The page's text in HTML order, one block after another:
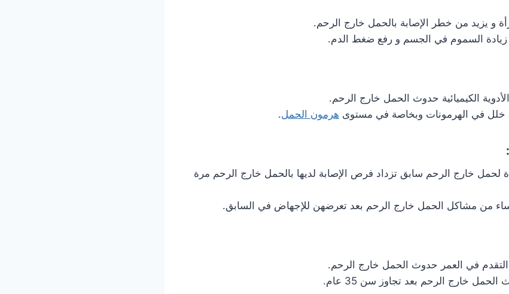
و يزيد من خطر الإصابة بالحمل خارج الرحم.
زيادة السموم في الجسم و رفع ضغط الدم.
الكيميائية حدوث الحمل خارج الرحم.
خلل في الهرمونات وبخاصة في مستوى هرمون الحمل.
خارج الرحم سابق تزداد فرص الإصابة لديها بالحمل خارج الرحم مرة
من مشاكل الحمل خارج الرحم بعد تعرضهن للإجهاض في السابق.
في العمر حدوث الحمل خارج الرحم.
خارج الرحم بعد تجاوز سن 35 عام.